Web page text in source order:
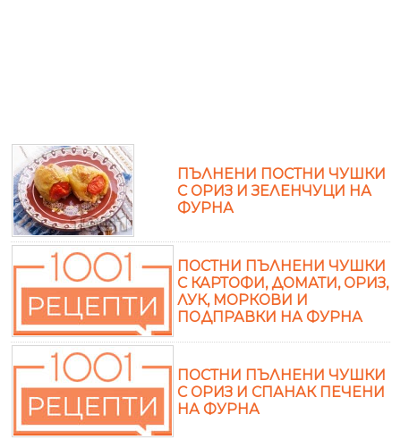
ПЪЛНЕНИ ПОСТНИ ЧУШКИ
С ОРИЗ И ЗЕЛЕНЧУЦИ НА
ФУРНА
ПОСТНИ ПЪЛНЕНИ ЧУШКИ
С КАРТОФИ, ДОМАТИ, ОРИЗ,
ЛУК, МОРКОВИ И
ПОДПРАВКИ НА ФУРНА
ПОСТНИ ПЪЛНЕНИ ЧУШКИ
С ОРИЗ И СПАНАК ПЕЧЕНИ
НА ФУРНА